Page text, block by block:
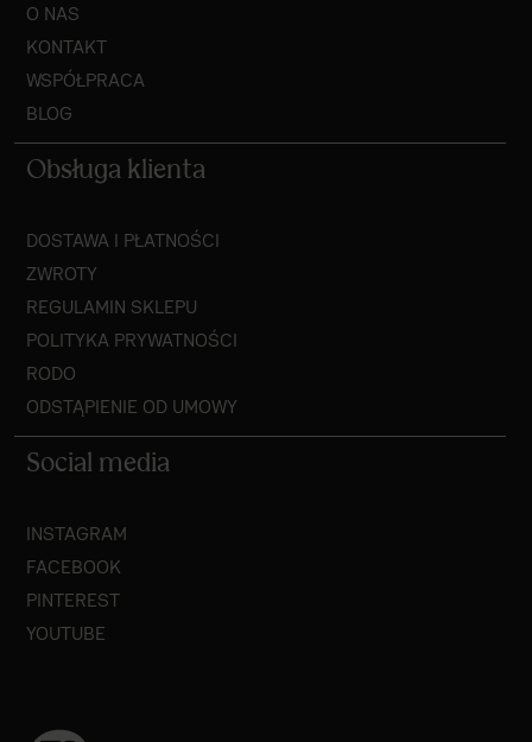
O NAS
KONTAKT
WSPÓŁPRACA
BLOG
Obsługa klienta
DOSTAWA I PŁATNOŚCI
ZWROTY
REGULAMIN SKLEPU
POLITYKA PRYWATNOŚCI
RODO
ODSTĄPIENIE OD UMOWY
Social media
INSTAGRAM
FACEBOOK
PINTEREST
YOUTUBE